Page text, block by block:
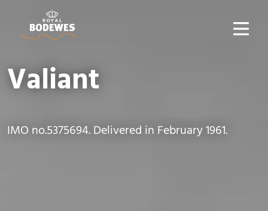
Valiant
IMO no.5375694. Delivered in February 1961.